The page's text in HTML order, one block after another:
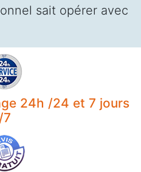
sait opérer avec
24h /24 et 7 jours
/7